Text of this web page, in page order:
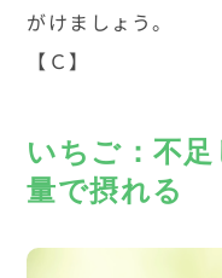
がけましょう。
【Ｃ】
いちご：不
量で摂れる